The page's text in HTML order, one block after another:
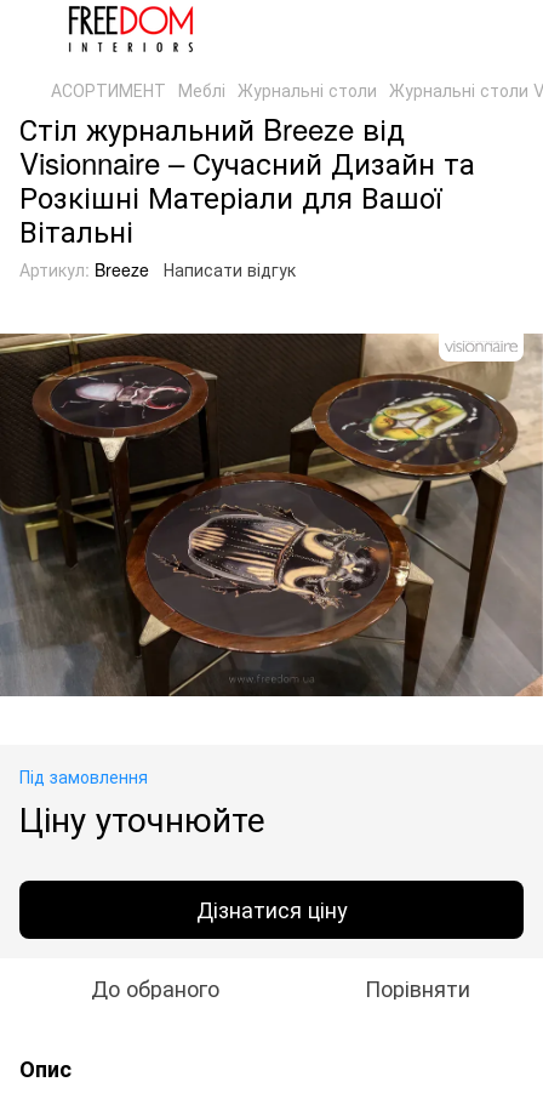
АСОРТИМЕНТ Меблі Журнальні столи Журнальні столи
Стіл журнальний Breeze від
Visionnaire – Сучасний Дизайн та
Розкішні Матеріали для Вашої
Вітальні
Артикул: Breeze Написати відгук
Під замовлення
Ціну уточнюйте
Дізнатися ціну
До обраного Порівняти
Опис